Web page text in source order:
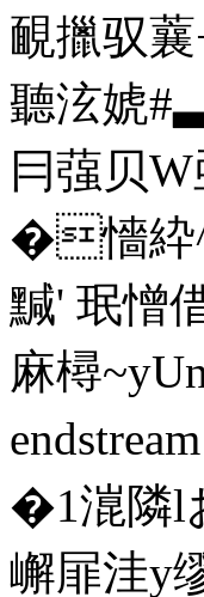
靦擸驭
聽泫婋
冃蔃贝
�懎紣
黬' 珉
麻樳
�1潉隣l
嶰屝洼y